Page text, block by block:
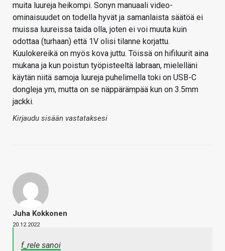
muita luureja heikompi. Sonyn manuaali video-
ominaisuudet on todella hyvät ja samanlaista säätöä ei
muissa luureissa taida olla, joten ei voi muuta kuin
odottaa (turhaan) että 1V olisi tilanne korjattu.
Kuulokereikä on myös kova juttu. Töissä on hifiluurit aina
mukana ja kun poistun työpisteeltä labraan, mielelläni
käytän niitä samoja luureja puhelimella toki on USB-C
dongleja ym, mutta on se näppärämpää kun on 3.5mm
jackki.
Kirjaudu sisään vastataksesi
Juha Kokkonen
20.12.2022
f_rele sanoi